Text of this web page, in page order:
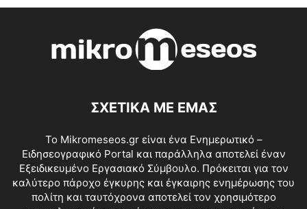
ΣΧΕΤΙΚΑ ΜΕ ΕΜΑΣ
Το Mikromeseos.gr είναι ένα Ενημερωτικό –
Ειδησεογραφικό Portal και παράλληλα αποτελεί έναν
Εξειδικευμένο Εργασιακό Σύμβουλο. Πρόκειται για τον
καλύτερο πάροχο έγκυρης και έγκαιρης ενημέρωσης του
πολίτη και ταυτόχρονα αποτελεί τον χρησιμότερο